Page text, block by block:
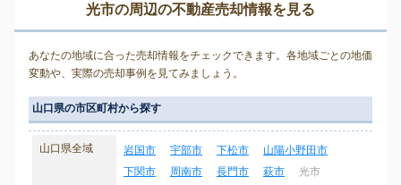
光市の周辺の不動産売却情報を見る
あなたの地域に合った売却情報をチェックできます。各地域ごとの地価
変動や、実際の売却事例を見てみましょう。
山口県の市区町村から探す
山口県全域 岩国市 宇部市 下松市
山陽小野田市
下関市
周南市 長門市 萩市
光市